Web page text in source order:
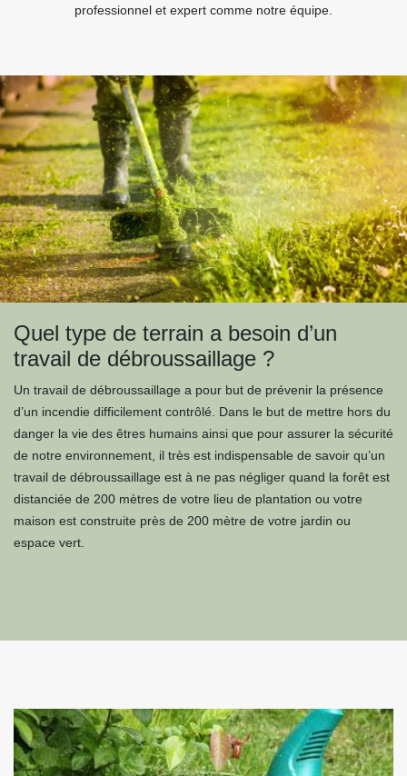
professionnel et expert comme notre équipe.
Quel type de terrain a besoin d’un
travail de débroussaillage ?
Un travail de débroussaillage a pour but de prévenir la présence
d’un incendie difficilement contrôlé. Dans le but de mettre hors du
danger la vie des êtres humains ainsi que pour assurer la sécurité
de notre environnement, il très est indispensable de savoir qu’un
travail de débroussaillage est à ne pas négliger quand la forêt est
distanciée de 200 mètres de votre lieu de plantation ou votre
maison est construite près de 200 mètre de votre jardin ou
espace vert.